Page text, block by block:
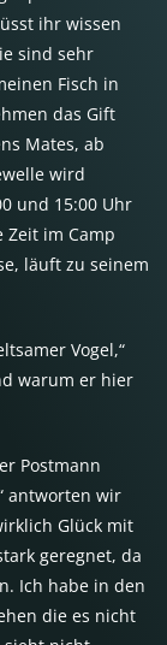
ihr wissen
sind sehr
Fisch in
das Gift
Mates, ab
wird
und 15:00 Uhr
Zeit im Camp
läuft zu seinem
Vogel,“
warum er hier
Postmann
antworten wir
Glück mit
geregnet, da
Ich habe in den
die es nicht